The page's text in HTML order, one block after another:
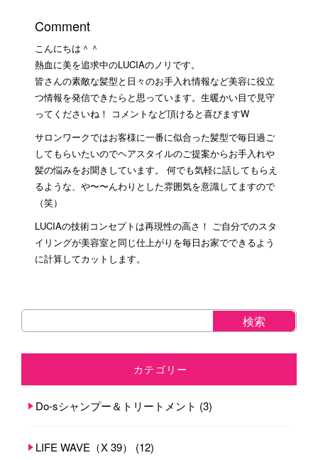
Comment
こんにちは＾＾
熱血に美を追求中のLUCIAのノリです。
皆さんの素敵な髪型と日々のお手入れ情報など美容に役立
つ情報を発信できたらと思っています。生暖かい目で見守
ってくださいね！ コメントなど頂けると喜びますW
サロンワークではお客様に一番に似合った髪型で毎日過ご
してもらいたいのでヘアスタイルのご提案からお手入れや
髪の悩みをお聞きしています。 何でも気軽に話してもらえ
るような、や〜〜んわりとした雰囲気を意識してますので
（笑）
LUCIAの技術コンセプトは再現性の高さ！ ご自分でのスタ
イリングが美容室と同じ仕上がりを毎日お家でできるよう
に計算してカットします。
カテゴリー
Do-sシャンプー＆トリートメント (3)
LIFE WAVE（X 39） (12)